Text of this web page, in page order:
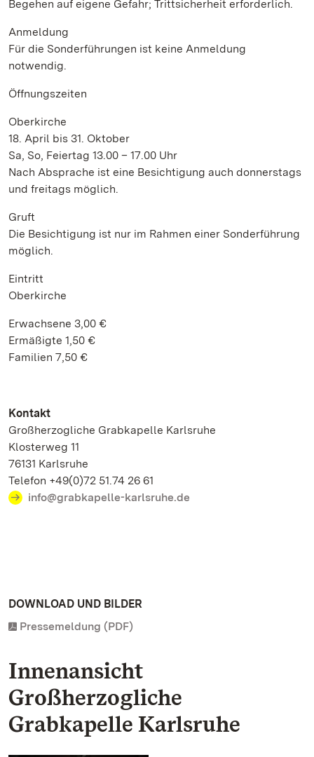
Begehen auf eigene Gefahr; Trittsicherheit erforderlich.
Anmeldung
Für die Sonderführungen ist keine Anmeldung
notwendig.
Öffnungszeiten
Oberkirche
18. April bis 31. Oktober
Sa, So, Feiertag 13.00 – 17.00 Uhr
Nach Absprache ist eine Besichtigung auch donnerstags
und freitags möglich.
Gruft
Die Besichtigung ist nur im Rahmen einer Sonderführung
möglich.
Eintritt
Oberkirche
Erwachsene 3,00 €
Ermäßigte 1,50 €
Familien 7,50 €
Kontakt
Großherzogliche Grabkapelle Karlsruhe
Klosterweg 11
76131 Karlsruhe
Telefon +49(0)72 51.74 26 61
info@grabkapelle-karlsruhe.de
DOWNLOAD UND BILDER
Pressemeldung (PDF)
Innenansicht
Großherzogliche
Grabkapelle Karlsruhe